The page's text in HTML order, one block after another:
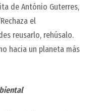
de António Guterres,
Rechaza el
reusarlo, rehúsalo.
hacia un planeta más